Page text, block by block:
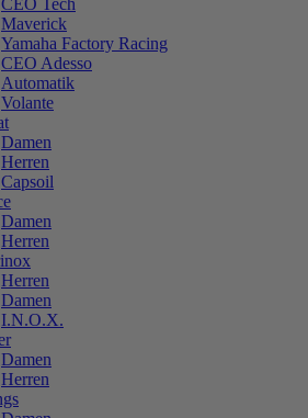
CEO Tech
Maverick
Yamaha Factory Racing
CEO Adesso
Automatik
Volante
Damen
Herren
Capsoil
Damen
Herren
Herren
Damen
I.N.O.X.
Damen
Herren